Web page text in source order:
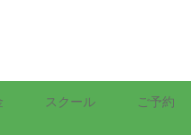
スクール ご予約